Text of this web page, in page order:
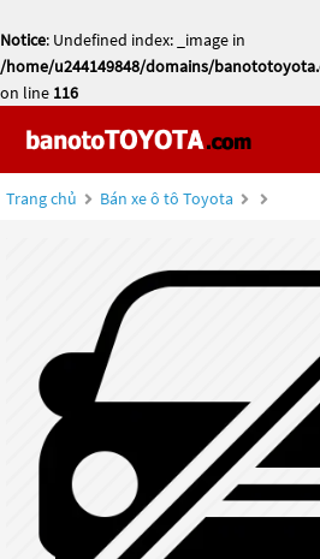
Notice: Undefined index: _image in
/home/u244149848/domains/
on line 116
Trang chủ Bán xe ô tô Toyota